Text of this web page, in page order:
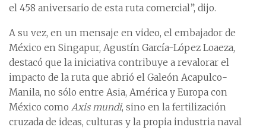
el 458 aniversario de esta ruta comercial”, dijo.
A su vez, en un mensaje en video, el embajador de
México en Singapur, Agustín García-López Loaeza,
destacó que la iniciativa contribuye a revalorar el
impacto de la ruta que abrió el Galeón Acapulco-
Manila, no sólo entre Asia, América y Europa con
México como Axis mundi, sino en la fertilización
cruzada de ideas, culturas y la propia industria naval